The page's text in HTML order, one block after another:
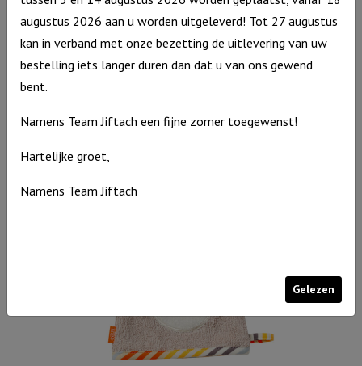
Geurdoosje: Maak je geen zorgen over de dag van Morgen
3,94
augustus 2026 aan u worden uitgeleverd! Tot 27 augustus
kan in verband met onze bezetting de uitlevering van uw
bestelling iets langer duren dan dat u van ons gewend
bent.
Namens Team Jiftach een fijne zomer toegewenst!
Hartelijke groet,
Namens Team Jiftach
Gelezen